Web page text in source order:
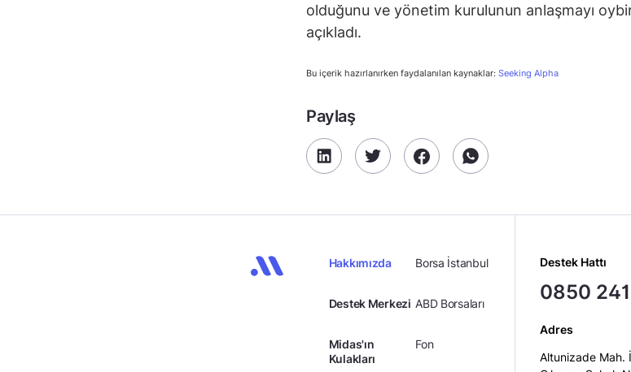
olduğunu ve yönetim kurulunun anlaşmayı
açıkladı.
Bu içerik hazırlanırken faydalanılan kaynaklar: Seeking Alpha
Paylaş